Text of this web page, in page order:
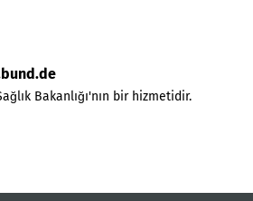
Bakanlığı'nın bir hizmetidir.